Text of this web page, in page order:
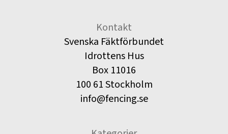
Kontakt
Svenska Fäktförbundet
Idrottens Hus
Box 11016
100 61 Stockholm
info@fencing.se